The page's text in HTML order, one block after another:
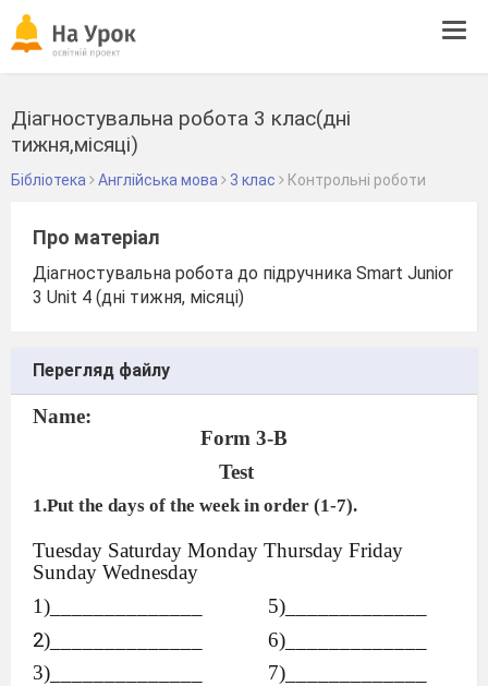
Діагностувальна робота 3 клас(дні
тижня,місяці)
Бібліотека Англійська мова 3 клас Контрольні роботи
Про матеріал
Діагностувальна робота до підручника Smart Junior
3 Unit 4 (дні тижня, місяці)
Перегляд файлу
Name:
Form 3-B
Test
1.Put the days of the week in order (1-7).
Tuesday Saturday Monday Thursday Friday
Sunday Wednesday
1)______________
5)_____________
2)______________
6)_____________
3)______________
7)_____________